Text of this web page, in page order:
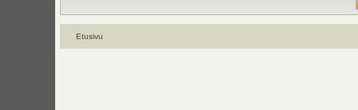
Etusivu